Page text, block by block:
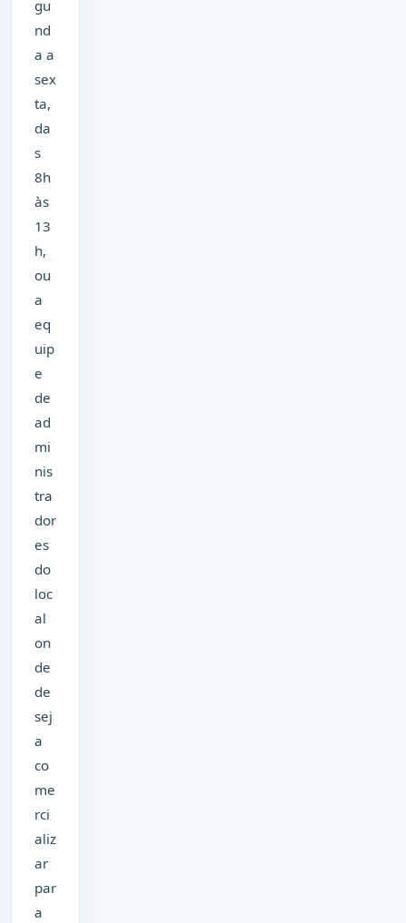
gu
nd
a a
sex
ta,
da
s
8h
às
13
h,
ou
a
eq
uip
e
de
ad
mi
nis
tra
dor
es
do
loc
al
on
de
de
sej
a
co
me
rci
aliz
ar
par
a